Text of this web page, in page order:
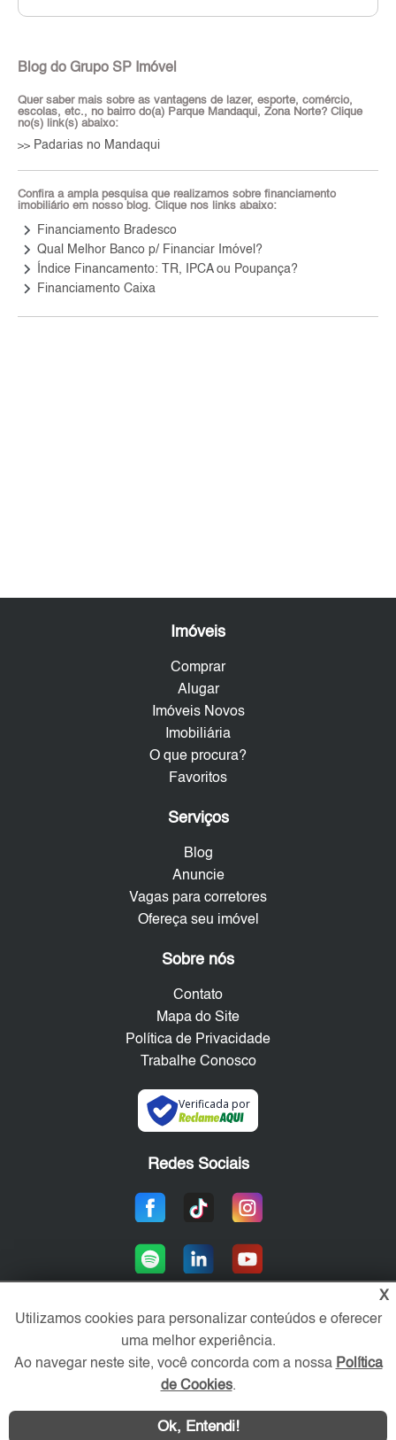
Blog do Grupo SP Imóvel
Quer saber mais sobre as vantagens de lazer, esporte, comércio,
escolas, etc., no bairro do(a) Parque Mandaqui, Zona Norte? Clique
no(s) link(s) abaixo:
>> Padarias no Mandaqui
Confira a ampla pesquisa que realizamos sobre financiamento
imobiliário em nosso blog. Clique nos links abaixo:
keyboard_arrow_right Financiamento Bradesco
keyboard_arrow_right Qual Melhor Banco p/ Financiar Imóvel?
keyboard_arrow_right Índice Financamento: TR, IPCA ou Poupança?
keyboard_arrow_right Financiamento Caixa
Imóveis
Comprar
Alugar
Imóveis Novos
Imobiliária
O que procura?
Favoritos
Serviços
Blog
Anuncie
Vagas para corretores
Ofereça seu imóvel
Sobre nós
Contato
Mapa do Site
Política de Privacidade
Trabalhe Conosco
Verificada por
Redes Sociais
Área exclusiva aos anunciantes,
acesse sua conta:
X
Utilizamos cookies para personalizar conteúdos e oferecer
uma melhor experiência.
Ao navegar neste site, você concorda com a nossa Política
de Cookies.
Ok, Entendi!